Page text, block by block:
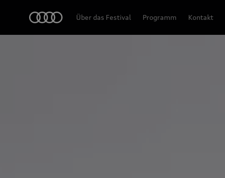
Über das Festival Programm Kontakt